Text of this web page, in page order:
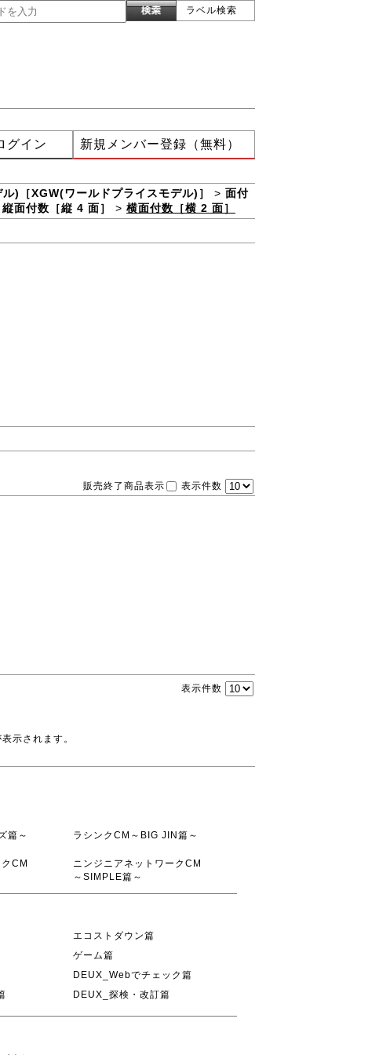
ラベル検索
グイン 新規メンバー登録（無料）
)［XGW(ワールドプライスモデル)］ > 面付
縦面付数［縦 4 面］ > 横面付数［横 2 面］
販売終了商品表示 表示件数
表示件数
示されます。
篇～ ラシンクCM～BIG JIN篇～
CM
ニンジニアネットワークCM
～SIMPLE篇～
エコストダウン篇
ゲーム篇
DEUX_Webでチェック篇
DEUX_探検・改訂篇